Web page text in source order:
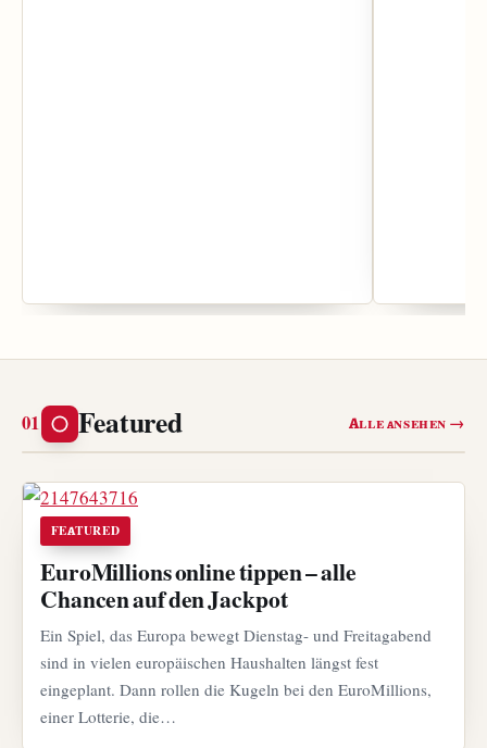
Featured Alle ansehen →
FEATURED
EuroMillions online tippen – alle
Chancen auf den Jackpot
Ein Spiel, das Europa bewegt Dienstag- und Freitagabend
sind in vielen europäischen Haushalten längst fest
eingeplant. Dann rollen die Kugeln bei den EuroMillions,
einer Lotterie, die…